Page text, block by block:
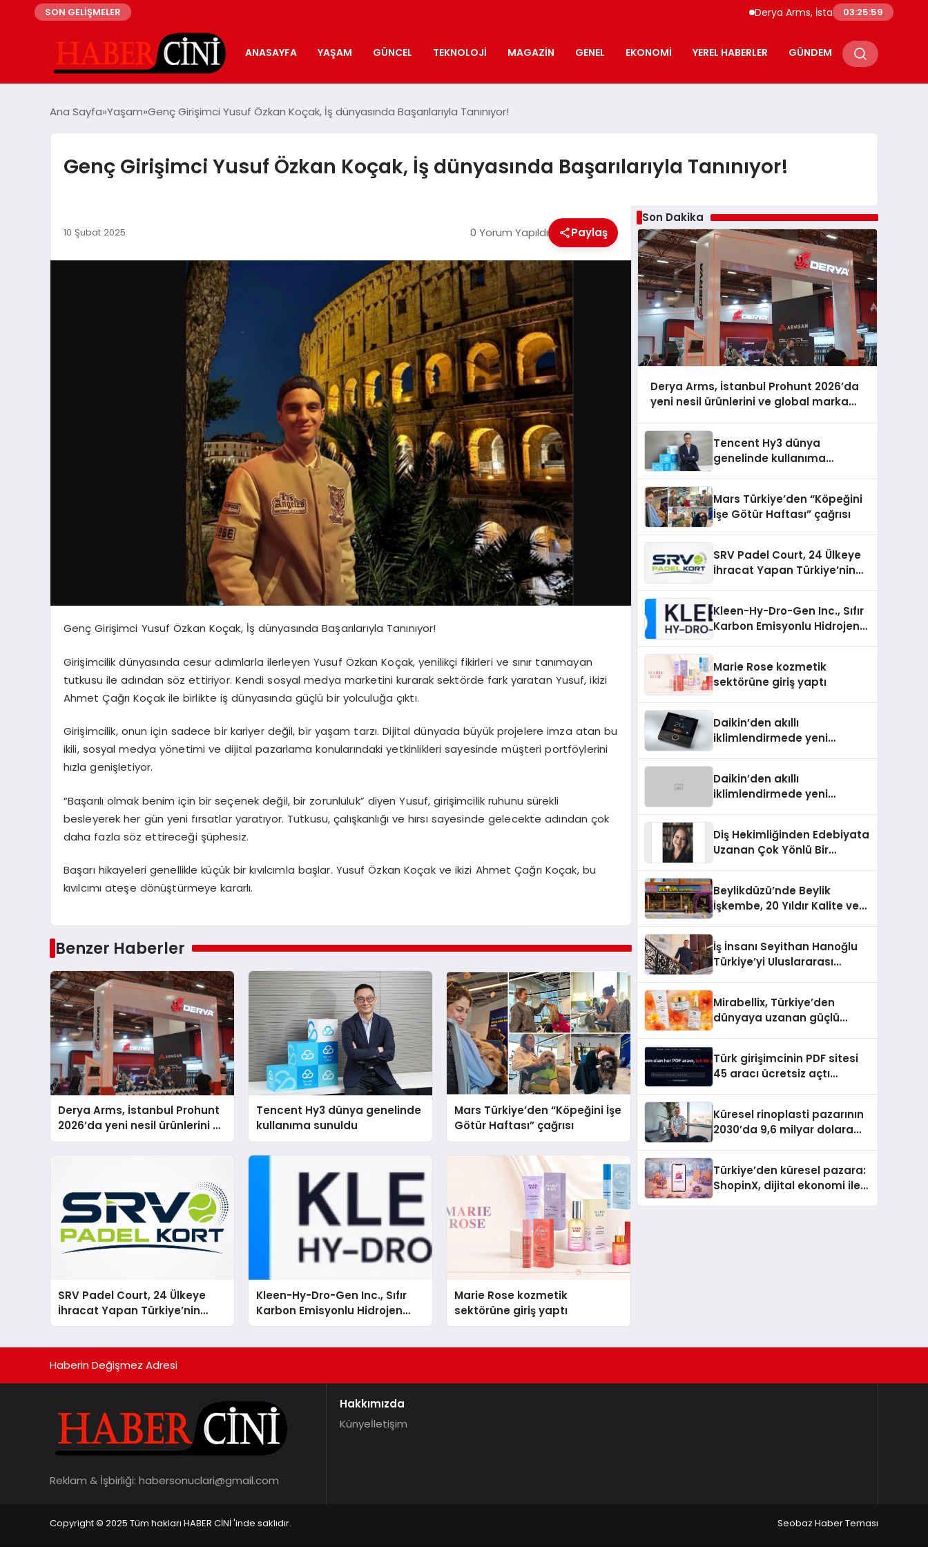
SON GELİŞMELER Derya Arms, İstanbul Prohunt 2026’da
03:26:00
ANASAYFA YAŞAM GÜNCEL TEKNOLOJI MAGAZIN GENEL EKONOMI YEREL HABERLER GÜNDEM
Ana Sayfa Yaşam Genç Girişimci Yusuf Özkan Koçak, İş dünyasında Başarılarıyla Tanınıyor!
Genç Girişimci Yusuf Özkan Koçak, İş dünyasında Başarılarıyla Tanınıyor!
10 Şubat 2025 0 Yorum Yapıldı Paylaş
Genç Girişimci Yusuf Özkan Koçak, İş dünyasında Başarılarıyla Tanınıyor!
Girişimcilik dünyasında cesur adımlarla ilerleyen Yusuf Özkan Koçak, yenilikçi fikirleri ve sınır tanımayan
tutkusu ile adından söz ettiriyor. Kendi sosyal medya marketini kurarak sektörde fark yaratan Yusuf, ikizi
Ahmet Çağrı Koçak ile birlikte iş dünyasında güçlü bir yolculuğa çıktı.
Girişimcilik, onun için sadece bir kariyer değil, bir yaşam tarzı. Dijital dünyada büyük projelere imza atan bu
ikili, sosyal medya yönetimi ve dijital pazarlama konularındaki yetkinlikleri sayesinde müşteri portföylerini
hızla genişletiyor.
“Başarılı olmak benim için bir seçenek değil, bir zorunluluk” diyen Yusuf, girişimcilik ruhunu sürekli
besleyerek her gün yeni fırsatlar yaratıyor. Tutkusu, çalışkanlığı ve hırsı sayesinde gelecekte adından çok
daha fazla söz ettireceği şüphesiz.
Başarı hikayeleri genellikle küçük bir kıvılcımla başlar. Yusuf Özkan Koçak ve ikizi Ahmet Çağrı Koçak, bu
kıvılcımı ateşe dönüştürmeye kararlı.
Benzer Haberler
Derya Arms, İstanbul Prohunt
2026’da yeni nesil ürünlerini ve
global marka vizyonunu
Tencent Hy3 dünya genelinde
kullanıma sunuldu
Mars Türkiye’den “Köpeğini İşe
Götür Haftası” çağrısı
SRV Padel Court, 24 Ülkeye
İhracat Yapan Türkiye’nin
Padel Kortu Üretim Gücü
Kleen-Hy-Dro-Gen Inc., Sıfır
Karbon Emisyonlu Hidrojen
Isıtma Teknolojisinde ISO ve
Marie Rose kozmetik
sektörüne giriş yaptı
Son Dakika
Derya Arms, İstanbul Prohunt 2026’da
yeni nesil ürünlerini ve global marka
Tencent Hy3 dünya
genelinde kullanıma
Mars Türkiye’den “Köpeğini
İşe Götür Haftası” çağrısı
SRV Padel Court, 24 Ülkeye
İhracat Yapan Türkiye’nin
Kleen-Hy-Dro-Gen Inc., Sıfır
Karbon Emisyonlu Hidrojen
Aldı
Marie Rose kozmetik
sektörüne giriş yaptı
Daikin’den akıllı
iklimlendirmede yeni
Daikin’den akıllı
iklimlendirmede yeni
Diş Hekimliğinden Edebiyata
Uzanan Çok Yönlü Bir
Beylikdüzü’nde Beylik
İşkembe, 20 Yıldır Kalite ve
İş İnsanı Seyithan Hanoğlu
Türkiye’yi Uluslararası
Mirabellix, Türkiye’den
dünyaya uzanan güçlü
Türk girişimcinin PDF sitesi
45 aracı ücretsiz açtı
Küresel rinoplasti pazarının
2030’da 9,6 milyar dolara
Türkiye’den küresel pazara:
ShopinX, dijital ekonomi ile
Haberin Değişmez Adresi
Reklam & İşbirliği: habersonuclari@gmail.com
Hakkımızda
Künyeİletişim
Copyright © 2025 Tüm hakları HABER CİNİ 'inde saklıdır. Seobaz Haber Teması